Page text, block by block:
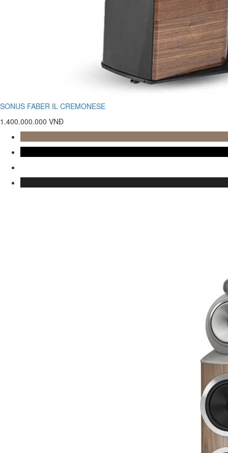
SONUS FABER IL CREMONESE
1.400.000.000 VNĐ